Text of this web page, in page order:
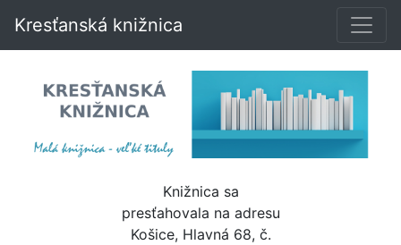
Kresťanská knižnica
Knižnica sa
presťahovala na adresu
Košice, Hlavná 68, č.